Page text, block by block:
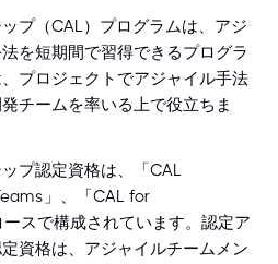
プ（CAL）プログラムは、アジ
を短期間で習得できるプログラ
プロジェクトでアジャイル手法
チームを率いる上で役立ちま
プ認定資格は、「CAL
」、「CAL for
スで構成されています。認定ア
資格は、アジャイルチームメン